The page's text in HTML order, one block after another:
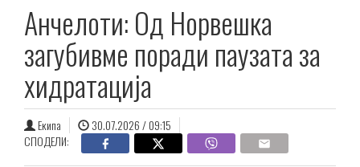
Анчелоти: Од Норвешка
загубивме поради паузата за
хидратација
Екипа
30.07.2026 / 09:15
СПОДЕЛИ: